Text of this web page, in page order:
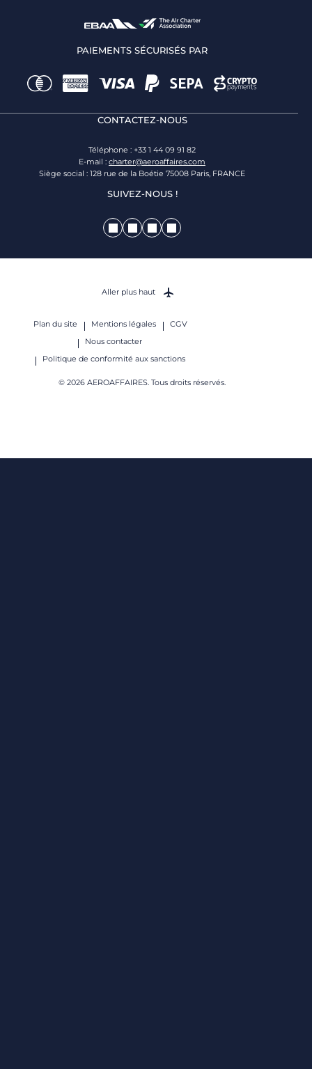
PAIEMENTS SÉCURISÉS PAR
CONTACTEZ-NOUS
Téléphone : +33 1 44 09 91 82
E-mail : charter@aeroaffaires.com
Siège social : 128 rue de la Boétie 75008 Paris, FRANCE
SUIVEZ-NOUS !
Plan du site Mentions légales
CGV
Nous contacter
Politique de conformité aux sanctions
© 2026 AEROAFFAIRES. Tous droits réservés.
Aller plus haut